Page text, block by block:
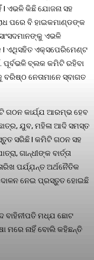
l ଏଭଳି କିଛି ଯୋଜନା ସହ
ପରେ ବି ହାଇକମାଣ୍ଡଙ୍କ
ଏଭଳି
l ଏଥିସହିତ ଏକ୍ସପେରିମେଣ୍ଟ
ପୂର୍ବଭଳି ବ୍ଲକ କମିଟି ରହିବା
ନେତାମାନେ ସ୍ବାଗତ
ଗଠନ କାର୍ଯ୍ଯ ଆରମ୍ଭ ହେବ
ଯୁବ, ମହିଳା ଆଦି ସମସ୍ତ
ସରିଛି l କମିଟି ଗଠନ ସହ
ଗାନ୍ଧୀଙ୍କ ବାର୍ତ୍ତା
ପର୍ଯ୍ଯ଼ନ୍ତ ଅର୍ଥନୈତିକ
ନେଇ ପ୍ରସ୍ତୁତ ହୋଇଛି
ବାହିନୀପତି ମଧ୍ଯ ଛୋଟ
ମରେ ନାହିଁ ବୋଲି କହିଛନ୍ତି